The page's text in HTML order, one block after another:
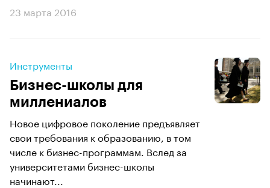
23 марта 2016
Инструменты
Бизнес-школы для
миллениалов
Новое цифровое поколение предъявляет
свои требования к образованию, в том
числе к бизнес-программам. Вслед за
университетами бизнес-школы
начинают...